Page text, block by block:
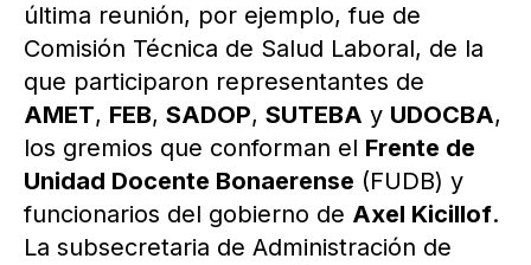
última reunión, por ejemplo, fue de
Comisión Técnica de Salud Laboral, de la
que participaron representantes de
AMET, FEB, SADOP, SUTEBA y UDOCBA,
los gremios que conforman el Frente de
Unidad Docente Bonaerense (FUDB) y
funcionarios del gobierno de Axel Kicillof.
La subsecretaria de Administración de